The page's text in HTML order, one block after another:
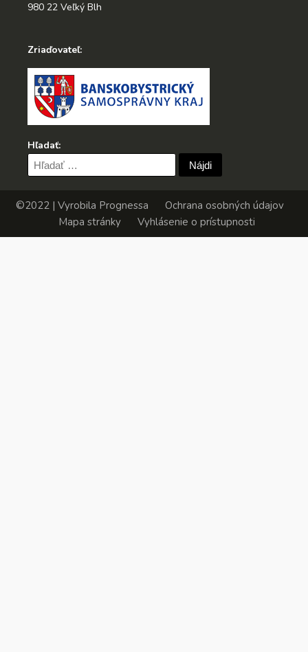
980 22 Veľký Blh
Zriaďovateľ:
Hľadať:
Hľadať:
©2022 | Vyrobila Prognessa
Ochrana osobných údajov
Mapa stránky
Vyhlásenie o prístupnosti